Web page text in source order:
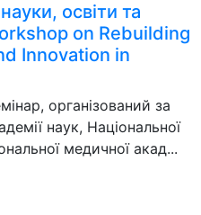
освіти та
on Rebuilding
Innovation in
організований за
наук, Національної
медичної акад...